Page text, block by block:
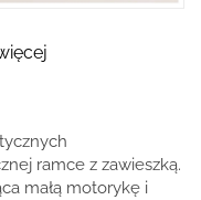
ramce z zawieszką.
małą motorykę i